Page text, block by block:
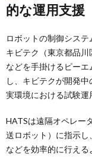
的な運用支援
ロボットの制御シス
キビテク（東京都品
などを手掛けるピー
し、キビテクが開発
実環境における試験運
HATSは遠隔オペレー
送ロボット）に指示
などを効率的に行え